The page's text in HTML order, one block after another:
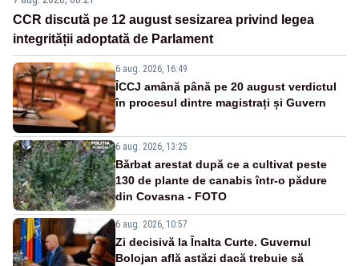
CCR discută pe 12 august sesizarea privind legea
integrității adoptată de Parlament
6 aug. 2026, 16:49
ÎCCJ amână până pe 20 august verdictul
în procesul dintre magistrați și Guvern
6 aug. 2026, 13:25
Bărbat arestat după ce a cultivat peste
130 de plante de canabis într-o pădure
din Covasna - FOTO
6 aug. 2026, 10:57
Zi decisivă la Înalta Curte. Guvernul
Bolojan află astăzi dacă trebuie să